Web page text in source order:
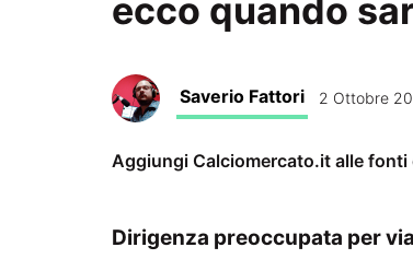
ecco quando
Saverio Fattori 2 Ottobre
Aggiungi Calciomercato.it alle fonti
Dirigenza preoccupata per